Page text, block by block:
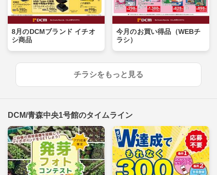
8月のDCMブランド イチオ
シ商品
今月のお買い得品（WEBチ
ラシ）
チラシをもっと見る
DCM/青森中央1号館のタイムライン